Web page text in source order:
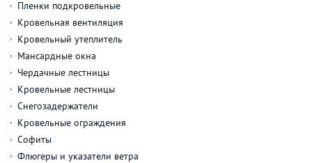
Пленки подкровельные
Кровельная вентиляция
Кровельный утеплитель
Мансардные окна
Чердачные лестницы
Кровельные лестницы
Снегозадержатели
Кровельные ограждения
Софиты
Флюгеры и указатели ветра